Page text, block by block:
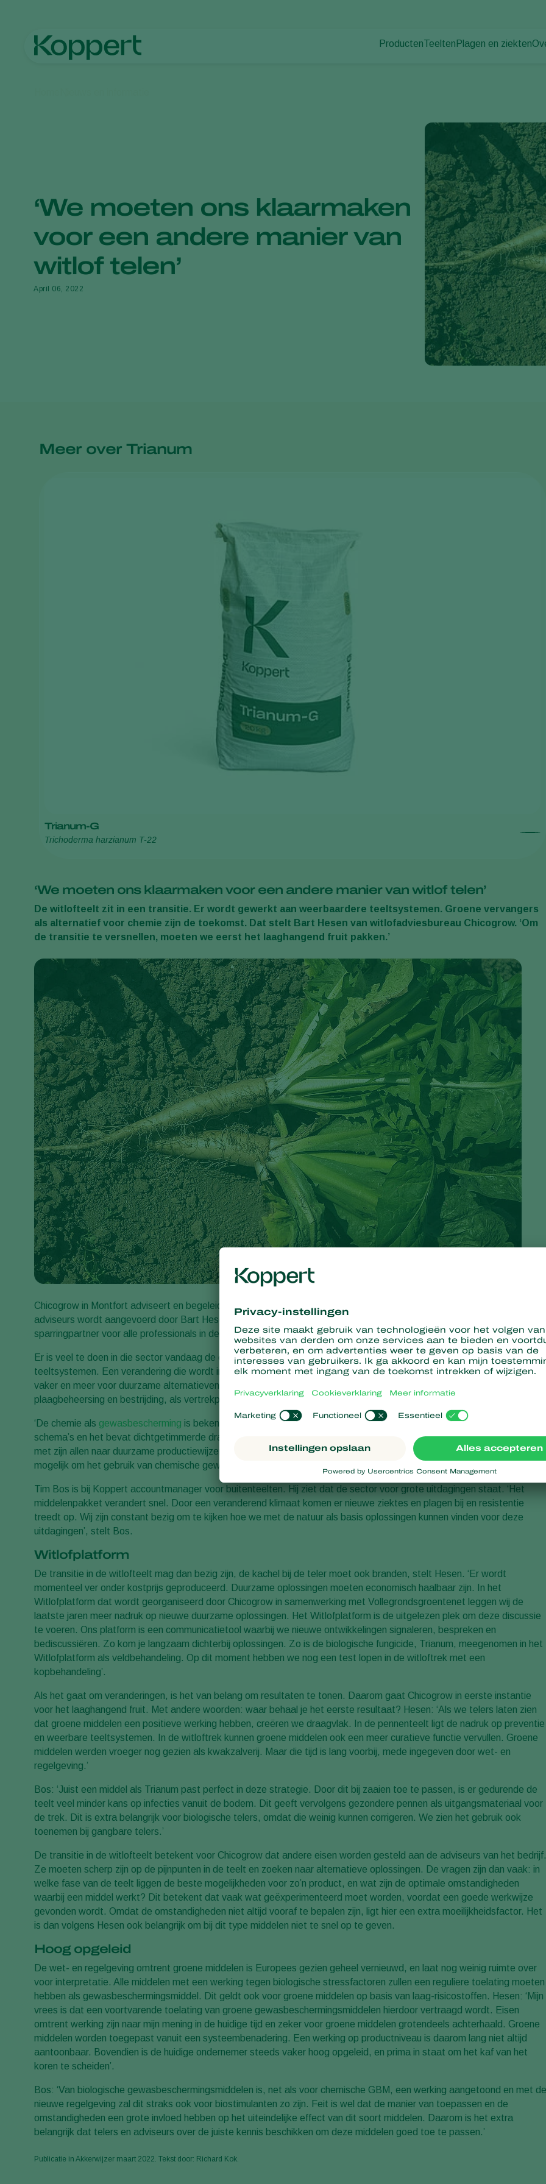
Producten
Uitzettechnieken
Monitoring & Scouting
Teelten
Akkerbouwgewassen
Plagen en ziekten
‘We moeten ons klaarmaken
voor een andere manier van
witlof telen’
April 06, 2022
Meer over Trianum
Trianum-G
Trichoderma harzianum T-22
‘We moeten ons klaarmaken voor een andere manier van witlof telen’
De witlofteelt zit in een transitie. Er wordt gewerkt aan weerbaardere teeltsystemen. Groene vervangers
als alternatief voor chemie zijn de toekomst. Dat stelt Bart Hesen van witlofadviesbureau Chicogrow. ‘Om
de transitie te versnellen, moeten we eerst het laaghangend fruit pakken.’
Chicogrow in Montfort adviseert en begeleidt witloftelers bij de pennenteelt, koelopslag en trekfase. Een team van drie
adviseurs wordt aangevoerd door Bart Hesen, directeur van het Limburgse witlofadviesbureau, en fungeert als
sparringpartner voor alle professionals in de witlofsector in Nederland en daarbuiten.
Er is veel te doen in die sector vandaag de dag. De teelt bevindt zich in een transitiefase naar duurzamere
teeltsystemen. Een verandering die wordt ingegeven door wet- en regelwijzigingen. Witloftelers worden uitgedaagd om
vaker en meer voor duurzame alternatieven te kiezen. Met Integrated Pest Management (IPM), oftewel geïntegreerde
plaagbeheersing en bestrijding, als vertrekpunt voor een gezonde teelt.
‘De chemie als gewasbescherming is bekend. Het vernietigt de aantaster van ziektes. Chemie is bewezen, er zijn
schema’s en het bevat dichtgetimmerde draaiboeken. Maar chemie komt steeds meer onder druk te staan. We willen
met zijn allen naar duurzame productiewijzen. De oplossing zit in weerbaardere planten en teeltsystemen. Hierdoor is
mogelijk om het gebruik van chemische gewasbeschermingsmiddelen sterk te reduceren’, aldus Hesen.
Tim Bos is bij Koppert accountmanager voor buitenteelten. Hij ziet dat de sector voor grote uitdagingen staat. ‘Het
middelenpakket verandert snel. Door een veranderend klimaat komen er nieuwe ziektes en plagen bij en resistentie
treedt op. Wij zijn constant bezig om te kijken hoe we met de natuur als basis oplossingen kunnen vinden voor deze
uitdagingen’, stelt Bos.
Witlofplatform
De transitie in de witlofteelt mag dan bezig zijn, de kachel bij de teler moet ook branden, stelt Hesen. ‘Er wordt
momenteel ver onder kostprijs geproduceerd. Duurzame oplossingen moeten economisch haalbaar zijn. In het
Witlofplatform dat wordt georganiseerd door Chicogrow in samenwerking met Vollegrondsgroentenet leggen wij de
laatste jaren meer nadruk op nieuwe duurzame oplossingen. Het Witlofplatform is de uitgelezen plek om deze discussie
te voeren. Ons platform is een communicatietool waarbij we nieuwe ontwikkelingen signaleren, bespreken en
bediscussiëren. Zo kom je langzaam dichterbij oplossingen. Zo is de biologische fungicide, Trianum, meegenomen in het
Witlofplatform als veldbehandeling. Op dit moment hebben we nog een test lopen in de witloftrek met een
kopbehandeling’.
Als het gaat om veranderingen, is het van belang om resultaten te tonen. Daarom gaat Chicogrow in eerste instantie
voor het laaghangend fruit. Met andere woorden: waar behaal je het eerste resultaat? Hesen: ‘Als we telers laten zien
dat groene middelen een positieve werking hebben, creëren we draagvlak. In de pennenteelt ligt de nadruk op preventie
en weerbare teeltsystemen. In de witloftrek kunnen groene middelen ook een meer curatieve functie vervullen. Groene
middelen werden vroeger nog gezien als kwakzalverij. Maar die tijd is lang voorbij, mede ingegeven door wet- en
regelgeving.’
Bos: ‘Juist een middel als Trianum past perfect in deze strategie. Door dit bij zaaien toe te passen, is er gedurende de
teelt veel minder kans op infecties vanuit de bodem. Dit geeft vervolgens gezondere pennen als uitgangsmateriaal voor
de trek. Dit is extra belangrijk voor biologische telers, omdat die weinig kunnen corrigeren. We zien het gebruik ook
toenemen bij gangbare telers.’
De transitie in de witlofteelt betekent voor Chicogrow dat andere eisen worden gesteld aan de adviseurs van het bedrijf.
Ze moeten scherp zijn op de pijnpunten in de teelt en zoeken naar alternatieve oplossingen. De vragen zijn dan vaak: in
welke fase van de teelt liggen de beste mogelijkheden voor zo’n product, en wat zijn de optimale omstandigheden
waarbij een middel werkt? Dit betekent dat vaak wat geëxperimenteerd moet worden, voordat een goede werkwijze
gevonden wordt. Omdat de omstandigheden niet altijd vooraf te bepalen zijn, ligt hier een extra moeilijkheidsfactor. Het
is dan volgens Hesen ook belangrijk om bij dit type middelen niet te snel op te geven.
Hoog opgeleid
De wet- en regelgeving omtrent groene middelen is Europees gezien geheel vernieuwd, en laat nog weinig ruimte over
voor interpretatie. Alle middelen met een werking tegen biologische stressfactoren zullen een reguliere toelating moeten
hebben als gewasbeschermingsmiddel. Dit geldt ook voor groene middelen op basis van laag-risicostoffen. Hesen: ‘Mijn
vrees is dat een voortvarende toelating van groene gewasbeschermingsmiddelen hierdoor vertraagd wordt. Eisen
omtrent werking zijn naar mijn mening in de huidige tijd en zeker voor groene middelen grotendeels achterhaald. Groene
middelen worden toegepast vanuit een systeembenadering. Een werking op productniveau is daarom lang niet altijd
aantoonbaar. Bovendien is de huidige ondernemer steeds vaker hoog opgeleid, en prima in staat om het kaf van het
koren te scheiden’.
Bos: ‘Van biologische gewasbeschermingsmiddelen is, net als voor chemische GBM, een werking aangetoond en met de
nieuwe regelgeving zal dit straks ook voor biostimulanten zo zijn. Feit is wel dat de manier van toepassen en de
omstandigheden een grote invloed hebben op het uiteindelijke effect van dit soort middelen. Daarom is het extra
belangrijk dat telers en adviseurs over de juiste kennis beschikken om deze middelen goed toe te passen.’
Publicatie in Akkerwijzer maart 2022. Tekst door: Richard Kok.